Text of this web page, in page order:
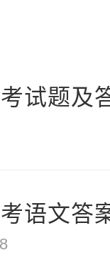
试题及
语文答